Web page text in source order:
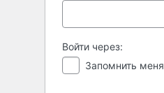
Войти через:
Запомнить меня